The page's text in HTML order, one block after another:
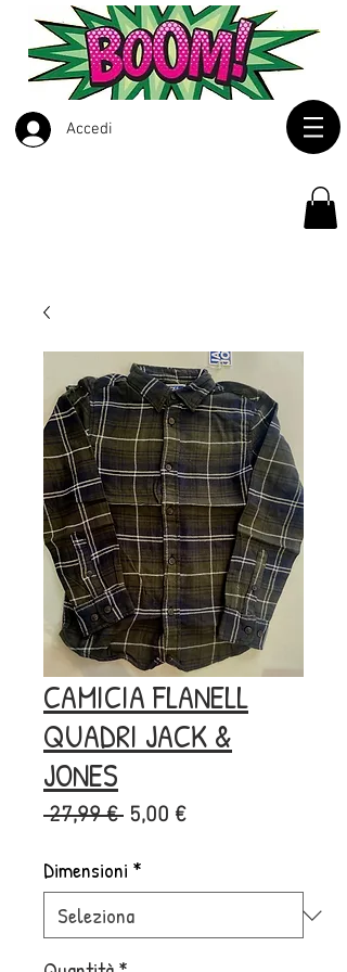
Accedi
CAMICIA FLANELL
QUADRI JACK &
JONES
27,99 € Prezzo
5,00 €Prezzo
Dimensioni *